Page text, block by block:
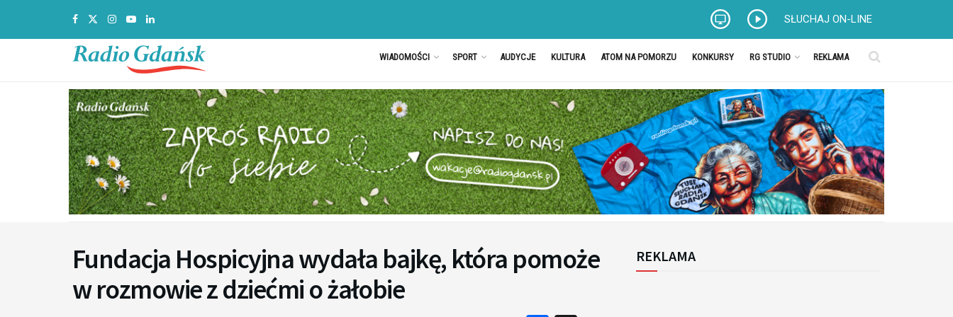
SŁUCHAJ ON-LINE
WIADOMOŚCI SPORT AUDYCJE KULTURA ATOM NA POMORZU KONKURSY RG STUDIO REKLAMA
Fundacja Hospicyjna wydała bajkę, która pomoże
w rozmowie z dziećmi o żałobie
REKLAMA